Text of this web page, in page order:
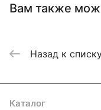
Вам также
Назад к
Каталог